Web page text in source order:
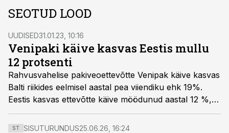
SEOTUD LOOD
UUDISED31.01.23, 10:16
Venipaki käive kasvas Eestis mullu
12 protsenti
Rahvusvahelise pakiveoettevõtte Venipak käive kasvas
Balti riikides eelmisel aastal pea viiendiku ehk 19%.
Eestis kasvas ettevõtte käive möödunud aastal 12 %,
millest suurem kasv oli Lätis (28%) ja Leedus (18%).
ST SISUTURUNDUS25.06.26, 16:24